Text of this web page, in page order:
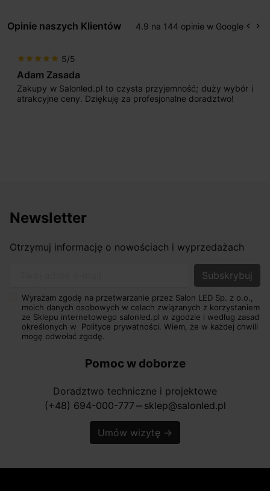
Opinie naszych Klientów 4.9 na 144 opinie w Google keyboard_arrow_left keyboard_arrow_right
star star star star star 5/5
Adam Zasada
Zakupy w Salonled.pl to czysta przyjemność; duży wybór i
atrakcyjne ceny. Dziękuję za profesjonalne doradztwo!
Newsletter
Otrzymuj informację o nowościach i wyprzedażach
Wyrażam zgodę na przetwarzanie przez Salon LED Sp. z o.o.,
moich danych osobowych w celach związanych z korzystaniem
ze Sklepu internetowego salonled.pl w zgodzie i według zasad
określonych w Polityce prywatności. Wiem, że w każdej chwili
mogę odwołać zgodę.
Pomoc w doborze
Doradztwo techniczne i projektowe
(+48) 694-000-777 horizontal_rule sklep@salonled.pl
Umów wizytę →